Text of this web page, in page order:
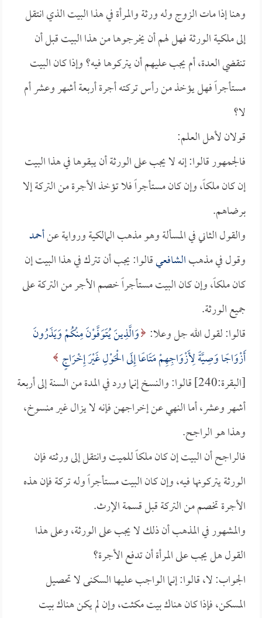
وهنا إذا مات الزوج وله ورثة والمرأة في هذا البيت الذي انتقل
إلى ملكية الورثة فهل لهم أن يخرجوها من هذا البيت قبل أن
تنقضي العدة، أم يجب عليهم أن يتركوها فيه؟ وإذا كان البيت
مستأجراً فهل يؤخذ من رأس تركته أجرة أربعة أشهر وعشر أم
لا؟
قولان لأهل العلم:
فالجمهور قالوا: إنه لا يجب على الورثة أن يبقوها في هذا البيت
إن كان ملكاً، وإن كان مستأجراً فلا تؤخذ الأجرة من التركة إلا
برضاهم.
والقول الثاني في المسألة وهو مذهب المالكية ورواية عنأحمد
وقول في مذهبالشافعيقالوا: يجب أن تترك في هذا البيت إن
كان ملكاً، وإن كان البيت مستأجراً خصم الأجر من التركة على
جميع الورثة.
قالوا: لقول الله جل وعلا: وَالَّذِينَ يُتَوَفَّوْنَ مِنْكُمْ وَيَذَرُونَ
أَزْوَاجًا وَصِيَّةً لِأَزْوَاجِهِمْ مَتَاعًا إِلَى الْحَوْلِ غَيْرَ إِخْرَاجٍ
[البقرة:240] قالوا: والنسخ إنما ورد في المدة من السنة إلى أربعة
أشهر وعشر، أما النهي عن إخراجهن فإنه لا يزال غير منسوخ،
وهذا هو الراجح.
فالراجح أن البيت إن كان ملكاً للميت وانتقل إلى ورثته فإن
الورثة يتركونها فيه، وإن كان البيت مستأجراً وله تركة فإن هذه
الأجرة تخصم من التركة قبل قسمة الإرث.
والمشهور في المذهب أن ذلك لا يجب على الورثة، وعلى هذا
القول هل يجب على المرأة أن تدفع الأجرة؟
الجواب: لا، قالوا: إنما الواجب عليها السكنى لا تحصيل
المسكن، فإذا كان هناك بيت مكثت، وإن لم يكن هناك بيت